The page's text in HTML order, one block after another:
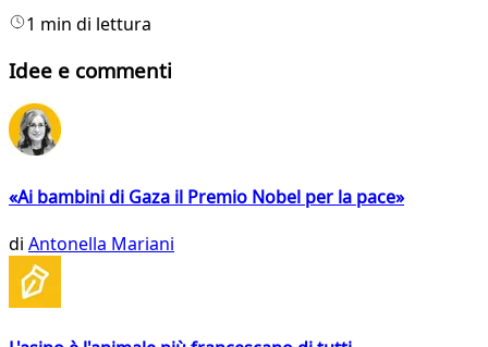
1 min di lettura
Idee e commenti
«Ai bambini di Gaza il Premio Nobel per la pace»
di Antonella Mariani